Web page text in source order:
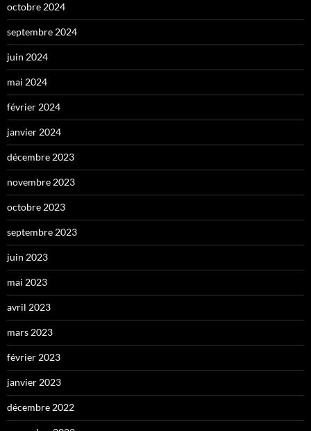
octobre 2024
septembre 2024
juin 2024
mai 2024
février 2024
janvier 2024
décembre 2023
novembre 2023
octobre 2023
septembre 2023
juin 2023
mai 2023
avril 2023
mars 2023
février 2023
janvier 2023
décembre 2022